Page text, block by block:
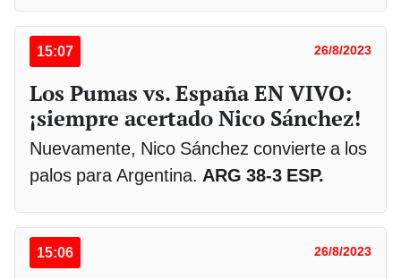
15:07 26/8/2023
Los Pumas vs. España EN VIVO:
¡siempre acertado Nico Sánchez!
Nuevamente, Nico Sánchez convierte a los
palos para Argentina. ARG 38-3 ESP.
15:06 26/8/2023